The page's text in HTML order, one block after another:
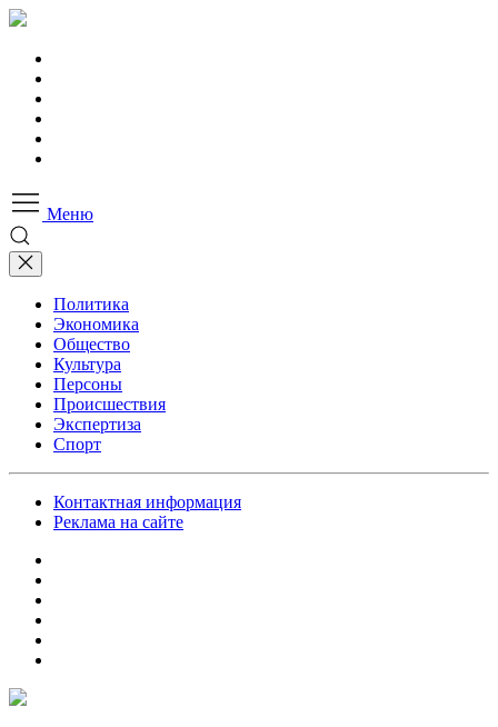
Меню
Политика
Экономика
Общество
Культура
Персоны
Происшествия
Экспертиза
Спорт
Контактная информация
Реклама на сайте